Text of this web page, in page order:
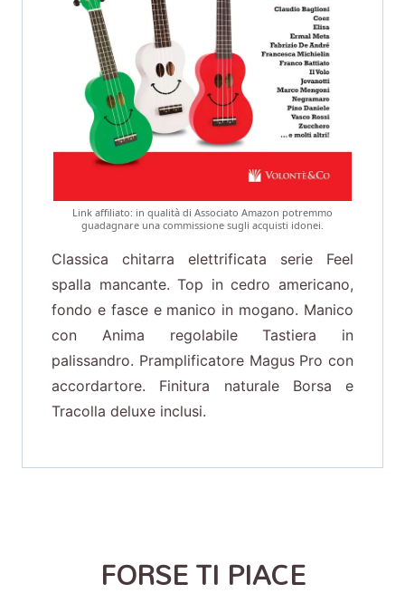
Link affiliato: in qualità di Associato Amazon potremmo
guadagnare una commissione sugli acquisti idonei.
Classica chitarra elettrificata serie Feel
spalla mancante. Top in cedro americano,
fondo e fasce e manico in mogano. Manico
con Anima regolabile Tastiera in
palissandro. Pramplificatore Magus Pro con
accordartore. Finitura naturale Borsa e
Tracolla deluxe inclusi.
FORSE TI PIACE